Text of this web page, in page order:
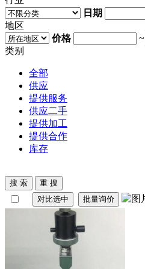
日期
地区
价格
~
类别
全部
供应
提供服务
供应二手
提供加工
提供合作
库存